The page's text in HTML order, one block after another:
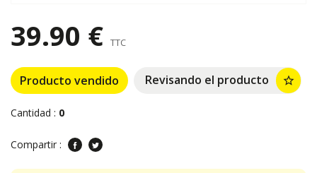
39.90 € TTC
Producto vendido Revisando el producto star_border
Cantidad : 0
Compartir :